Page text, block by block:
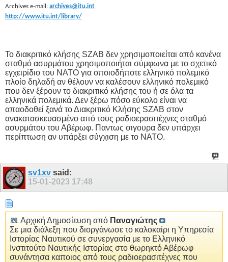
Archives e-mail: archives@itu.int
http://www.itu.int/library/
Το διακριτικό κλήσης SZAB δεν χρησιμοποιείται από κανένα
σταθμό ασυρμάτου χρησιμοποιήται σύμφωνα με το σχετικό
εγχειρίδιο του ΝΑΤΟ για οποιοδήποτε ελληνικό πολεμικό
πλοίο δηλαδή αν θέλουν να καλέσουν ελληνικό πολεμικό
που δεν ξέρουν το διακριτικό κλήσης του ή σε όλα τα
ελληνικά πολεμικά. Δεν ξέρω πόσο εύκολο είναι να
απαοδοθεί ξανά το Διακριτικό Κλήσης SZAB στον
ανακατασκευασμένο από τους ραδιοερασιτέχνες σταθμό
ασυρμάτου του Αβέρωφ. Παντως σιγουρα δεν υπάρχει
περίπτωση αν υπάρξει σύγχιση με το ΝΑΤΟ.
sv1xv said:
15-01-2023 17:48
Αρχική Δημοσίευση από Παναγιώτης
Σε μια διάλεξη που διοργάνωσε το καλοκαίρι η Υπηρεσία
Ιστορίας Ναυτικού σε συνεργασία με το Ελληνικό
Ινστιτούτο Ναυτικής Ιστορίας στο θωρηκτό Αβέρωφ
συνάντησα καποιος από τους ραδιοερασιτέχνες που